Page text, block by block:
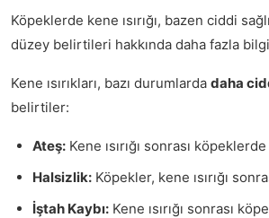
Köpeklerde kene ısırığı, bazen ciddi
düzey belirtileri hakkında daha fazla
Kene ısırıkları, bazı durumlarda daha
belirtiler:
Ateş: Kene ısırığı sonrası
Halsizlik: Köpekler, kene ısırığı
İştah Kaybı: Kene ısırığı sonrası